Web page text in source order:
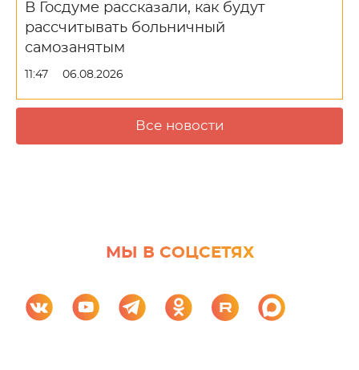
В Госдуме рассказали, как будут
рассчитывать больничный
самозанятым
11:47 06.08.2026
Все новости
МЫ В СОЦСЕТЯХ